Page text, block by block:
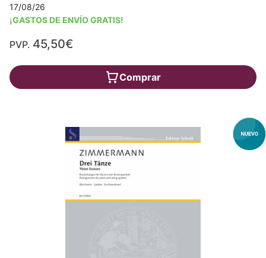
17/08/26
¡GASTOS DE ENVÍO GRATIS!
PVP. 45,50€
Comprar